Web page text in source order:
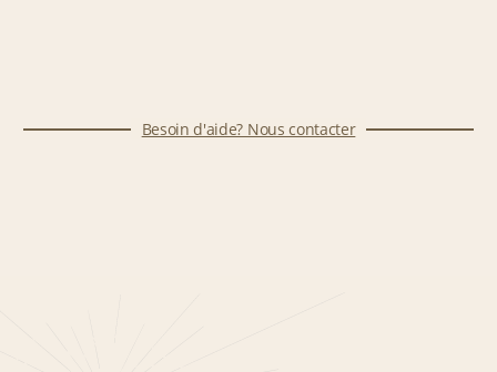
Besoin d'aide? Nous contacter